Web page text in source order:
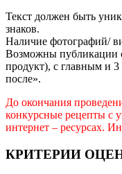
Текст должен быть
знаков.
Наличие фотографий/
Возможны публикации
продукт), с главным и
после».
До окончания
конкурсные рецепты с
интернет – ресурсах.
КРИТЕРИИ